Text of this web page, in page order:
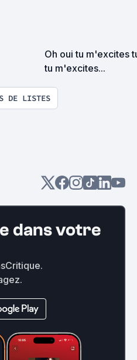
Oh oui tu m'excites
tu m'excites...
DE LISTES
dans votre